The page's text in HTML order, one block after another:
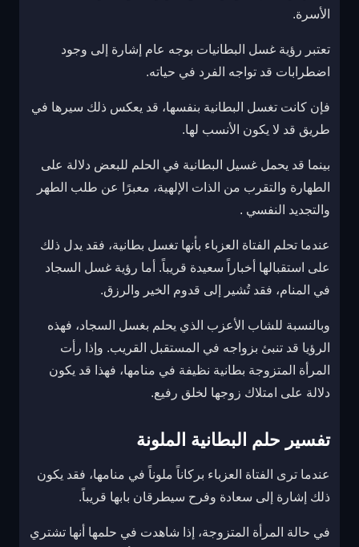
الأسرة.
تعتبر رؤية غسل البطانيات بوجه عام إشارة إلى وجود
اضطرابات قد تواجه الفرد في حياته.
فإن كانت تغسل البطانية بنفسها، قد يعكس ذلك سيرها في
طريق قد لا يكون الأنسب لها.
بينما قد يحمل غسيل البطانية في الحلم للبعض دلالة على
الطهارة والتقرب من الذات الإلهية، معبرًا عن طلب الطهر
والتجديد النفسي .
عندما تحلم الفتاة العزباء بأنها تغسل بطانية، فقد يدل ذلك
على استقبالها أخباراً سعيدة قريباً. أما رؤية غسل السجاد
في المنام، فقد تُشير إلى قدوم الخير والرزق.
وبالنسبة للشاب الأعزب الذي يحلم بغسل السجاد، فهذه
الرؤيا قد تنبئ بزواجه في المستقبل القريب. وإذا رأت
المرأة المتزوجة بطانية نظيفة في منامها، فهذا قد يكون
دلالة على امتلاك زوجها لخلق رفيع.
تفسير حلم البطانية الملونة
عندما ترى الفتاة العزباء بركاناً ملوناً في منامها، فقد يكون
ذلك إشارة إلى سعادة وفرح سيطرقان بابها قريباً.
في حالة المرأة المتزوجة، إذا شاهدت في حلمها أنها تشتري